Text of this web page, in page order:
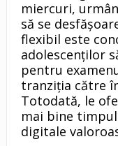
miercuri,
să se
flexibil este
adolescenților
pentru
tranziția către
Totodată, le
mai bine
digitale